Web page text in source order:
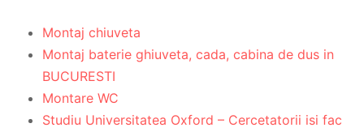
Montaj chiuveta
Montaj baterie ghiuveta, cada, cabina de dus in
BUCURESTI
Montare WC
Studiu Universitatea Oxford – Cercetatorii isi fac